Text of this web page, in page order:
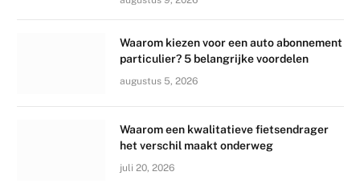
Waarom kiezen voor een auto abonnement
particulier? 5 belangrijke voordelen
augustus 5, 2026
Waarom een kwalitatieve fietsendrager
het verschil maakt onderweg
juli 20, 2026